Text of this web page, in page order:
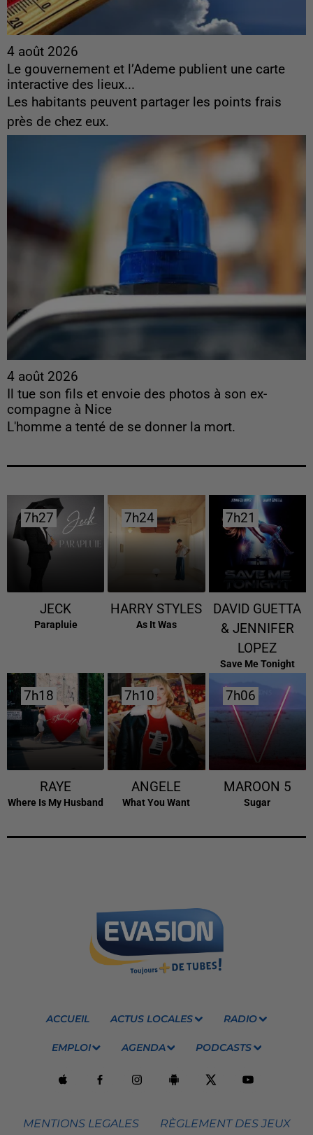
4 août 2026
Le gouvernement et l’Ademe publient une carte
interactive des lieux...
Les habitants peuvent partager les points frais
près de chez eux.
4 août 2026
Il tue son fils et envoie des photos à son ex-
compagne à Nice
L'homme a tenté de se donner la mort.
7h27
7h27
JECK
Parapluie
7h24
7h24
HARRY STYLES
As It Was
7h21
7h21
DAVID GUETTA
& JENNIFER
LOPEZ
Save Me Tonight
7h18
7h18
RAYE
Where Is My Husband
7h10
7h10
ANGELE
What You Want
7h06
7h06
MAROON 5
Sugar
ACCUEIL ACTUS LOCALES RADIO
EMPLOI AGENDA PODCASTS
MENTIONS LEGALES RÈGLEMENT DES JEUX